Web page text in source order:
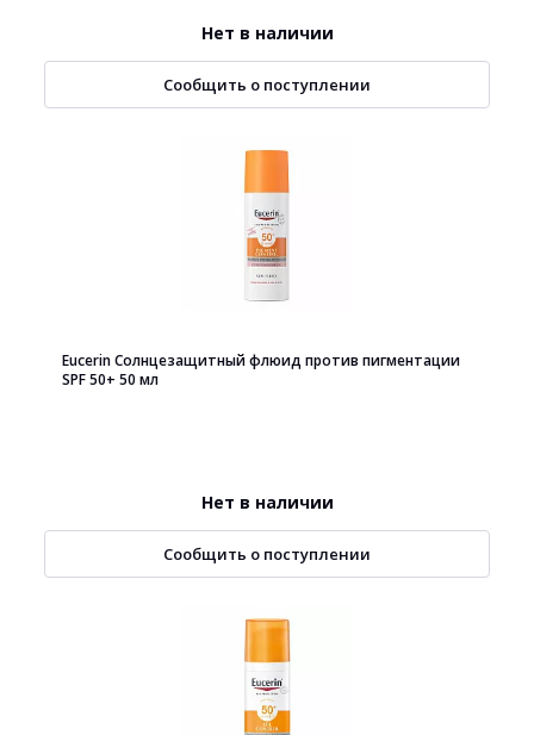
Нет в наличии
Сообщить о поступлении
Eucerin Солнцезащитный флюид против пигментации
SPF 50+ 50 мл
Нет в наличии
Сообщить о поступлении